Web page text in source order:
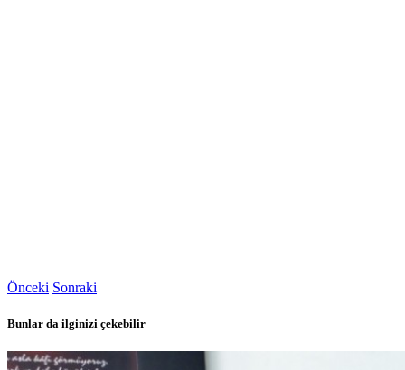
Önceki Sonraki
Bunlar da ilginizi çekebilir